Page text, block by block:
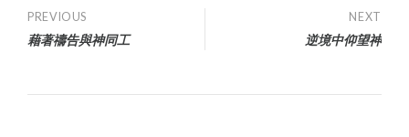
Post
PREVIOUS
藉著禱告與神同工
NEXT
逆境中仰望神